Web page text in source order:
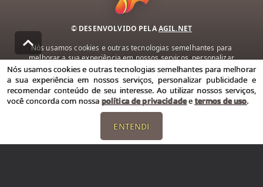
© DESENVOLVIDO PELAAGIL.NET
Nós usamos cookies e outras tecnologias semelhantes para
melhorar a sua experiência em nossos serviços, personalizar
publicidade e recomendar conteúdo de seu interesse. Ao utilizar
nossos serviços, você concorda com nossa política de privacidade e
termos de uso.
Política de Privacidade Termos de uso
Nós usamos cookies e outras tecnologias semelhantes para melhorar
a sua experiência em nossos serviços, personalizar publicidade e
recomendar conteúdo de seu interesse. Ao utilizar nossos serviços,
você concorda com nossa política de privacidadeetermos de uso.
ENTENDI